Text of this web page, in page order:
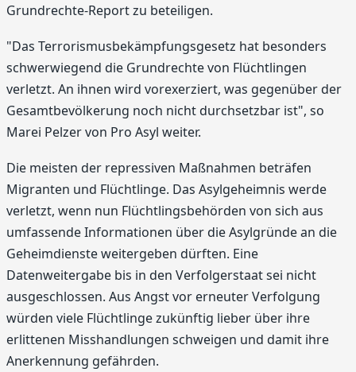
Grundrechte-Report zu beteiligen.
"Das Terrorismusbekämpfungsgesetz hat besonders
schwerwiegend die Grundrechte von Flüchtlingen
verletzt. An ihnen wird vorexerziert, was gegenüber der
Gesamtbevölkerung noch nicht durchsetzbar ist", so
Marei Pelzer von Pro Asyl weiter.
Die meisten der repressiven Maßnahmen beträfen
Migranten und Flüchtlinge. Das Asylgeheimnis werde
verletzt, wenn nun Flüchtlingsbehörden von sich aus
umfassende Informationen über die Asylgründe an die
Geheimdienste weitergeben dürften. Eine
Datenweitergabe bis in den Verfolgerstaat sei nicht
ausgeschlossen. Aus Angst vor erneuter Verfolgung
würden viele Flüchtlinge zukünftig lieber über ihre
erlittenen Misshandlungen schweigen und damit ihre
Anerkennung gefährden.